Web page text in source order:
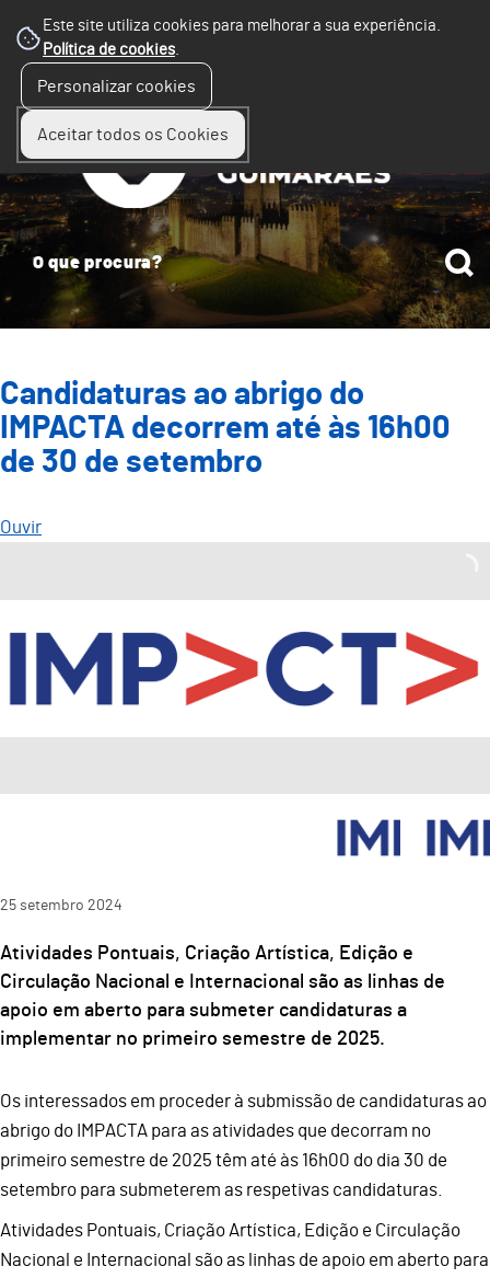
Este site utiliza cookies para melhorar a sua experiência.
Política de cookies.
Personalizar cookies
Aceitar todos os Cookies
Candidaturas ao abrigo do
IMPACTA decorrem até às 16h00
de 30 de setembro
Ouvir
25 setembro 2024
Atividades Pontuais, Criação Artística, Edição e
Circulação Nacional e Internacional são as linhas de
apoio em aberto para submeter candidaturas a
implementar no primeiro semestre de 2025.
Os interessados em proceder à submissão de candidaturas ao
abrigo do IMPACTA para as atividades que decorram no
primeiro semestre de 2025 têm até às 16h00 do dia 30 de
setembro para submeterem as respetivas candidaturas.
Atividades Pontuais, Criação Artística, Edição e Circulação
Nacional e Internacional são as linhas de apoio em aberto para